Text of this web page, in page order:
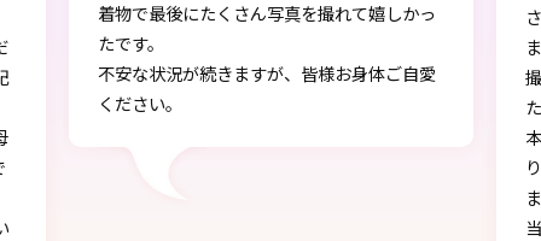
さりありがとうございました。
また、早朝からの着付、ヘアアレンジ、写真
撮影もしていただき、ありがとうございまし
た。